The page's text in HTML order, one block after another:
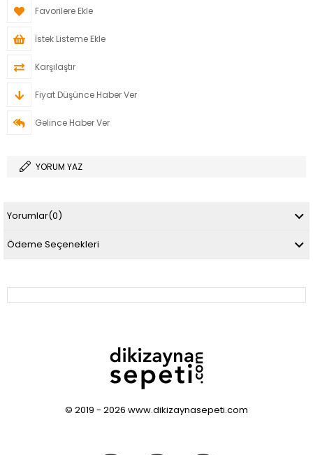
Favorilere Ekle
İstek Listeme Ekle
Karşılaştır
Fiyat Düşünce Haber Ver
Gelince Haber Ver
YORUM YAZ
Yorumlar(0)
Ödeme Seçenekleri
© 2019 - 2026 www.dikizaynasepeti.com